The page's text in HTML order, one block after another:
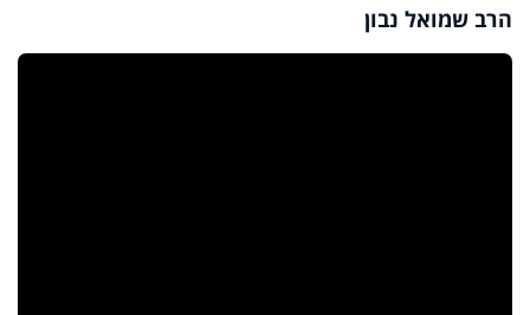
הרב שמואל נבון